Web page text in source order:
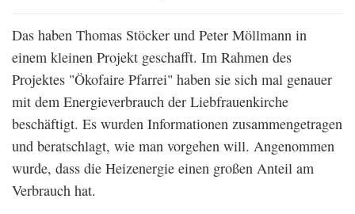
Das haben Thomas Stöcker und Peter Möllmann in
einem kleinen Projekt geschafft. Im Rahmen des
Projektes "Ökofaire Pfarrei" haben sie sich mal genauer
mit dem Energieverbrauch der Liebfrauenkirche
beschäftigt. Es wurden Informationen zusammengetragen
und beratschlagt, wie man vorgehen will. Angenommen
wurde, dass die Heizenergie einen großen Anteil am
Verbrauch hat.